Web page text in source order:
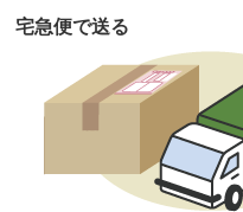
第33回人形供養祭
第32回人形供養祭
第31回人形供養祭
第30回人形供養祭平
宅急便で送る